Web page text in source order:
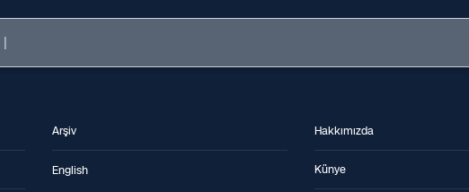
Arşiv
English
Hakkımızda
Künye